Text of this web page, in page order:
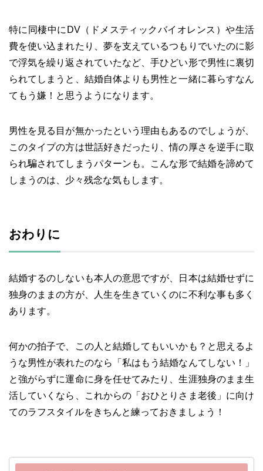
特に同棲中にDV（ドメスティックバイオレンス）や生活
費を使い込まれたり、夢を支えているつもりでいたのに影
で浮気を繰り返されていたなど、手ひどい形で男性に裏切
られてしまうと、結婚自体よりも男性と一緒に暮らすなん
てもう嫌！と思うようになります。
男性を見る目が無かったという理由もあるのでしょうが、
このタイプの方は世話好きだったり、情の厚さを逆手に取
られ騙されてしまうパターンも。こんな形で結婚を諦めて
しまうのは、少々残念な気もします。
おわりに
結婚するのしないも本人の意思ですが、日本は結婚せずに
独身のままの方が、人生を生きていくのに不利な事も多く
あります。
何かの拍子で、この人と結婚してもいいかも？と思えるよ
うな男性が表れたのなら「私はもう結婚なんてしない！」
と強がらずに運命に身を任せてみたり、生涯独身のまま生
活していくなら、これからの「おひとりさま老後」に向け
てのラフスタイルをきちんと練っておきましょう！